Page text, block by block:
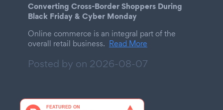
Converting Cross-Border Shoppers During
Black Friday & Cyber Monday
Online commerce is an integral part of the
overall retail business. Read More
Posted by on 2026-08-07